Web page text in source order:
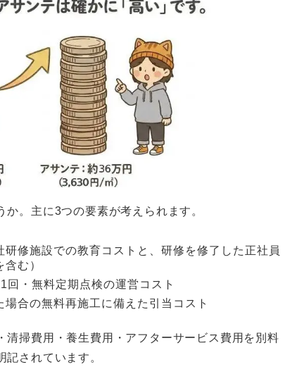
。主に3つの要素が考えられます。
研修施設での教育コストと、研修を修了した正社員
む）
・無料定期点検の運営コスト
合の無料再施工に備えた引当コスト
清掃費用・養生費用・アフターサービス費用を別料
されています。